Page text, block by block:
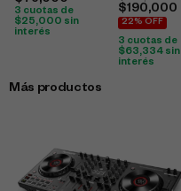
3 cuotas de
$25,000 sin
interés
$190,000
22% OFF
3 cuotas de
$63,334sin
interés
Más productos